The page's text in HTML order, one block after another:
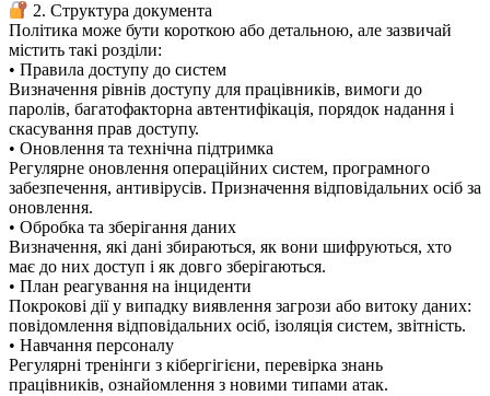
2. Структура документа
Політика може бути короткою або детальною, але зазвичай
містить такі розділи:
• Правила доступу до систем
Визначення рівнів доступу для працівників, вимоги до
паролів, багатофакторна автентифікація, порядок надання і
скасування прав доступу.
• Оновлення та технічна підтримка
Регулярне оновлення операційних систем, програмного
забезпечення, антивірусів. Призначення відповідальних осіб за
оновлення.
• Обробка та зберігання даних
Визначення, які дані збираються, як вони шифруються, хто
має до них доступ і як довго зберігаються.
• План реагування на інциденти
Покрокові дії у випадку виявлення загрози або витоку даних:
повідомлення відповідальних осіб, ізоляція систем, звітність.
• Навчання персоналу
Регулярні тренінги з кібергігієни, перевірка знань
працівників, ознайомлення з новими типами атак.